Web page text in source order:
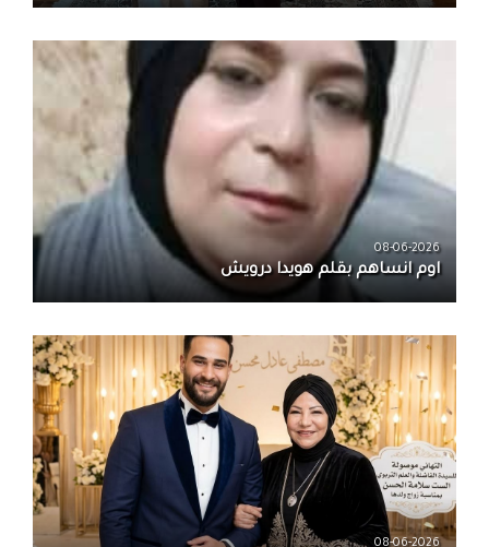
08-06-2026
اوم انساهم بقلم هويدا درويش
08-06-2026